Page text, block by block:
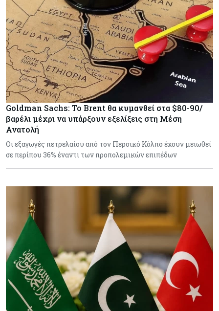
Goldman Sachs: Το Brent θα κυμανθεί στα $80-90/
βαρέλι μέχρι να υπάρξουν εξελίξεις στη Μέση
Ανατολή
Οι εξαγωγές πετρελαίου από τον Περσικό Κόλπο έχουν μειωθεί
σε περίπου 36% έναντι των προπολεμικών επιπέδων